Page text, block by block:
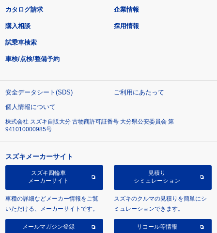
カタログ請求
購入相談
試乗車検索
車検/点検/整備予約
企業情報
採用情報
安全データシート(SDS)
ご利用にあたって
個人情報について
株式会社 スズキ自販大分 古物商許可証番号 大分県公安委員会 第
941010000985号
スズキメーカーサイト
スズキ四輪車
メーカーサイト
車種の詳細などメーカー情報をご覧
いただける、メーカーサイトです。
見積り
シミュレーション
スズキのクルマの見積りを簡単にシ
ミュレーションできます。
メールマガジン登録 リコール等情報